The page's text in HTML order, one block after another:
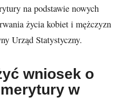
na podstawie nowych
życia kobiet i mężczyzn
Urząd Statystyczny.
wniosek o
w